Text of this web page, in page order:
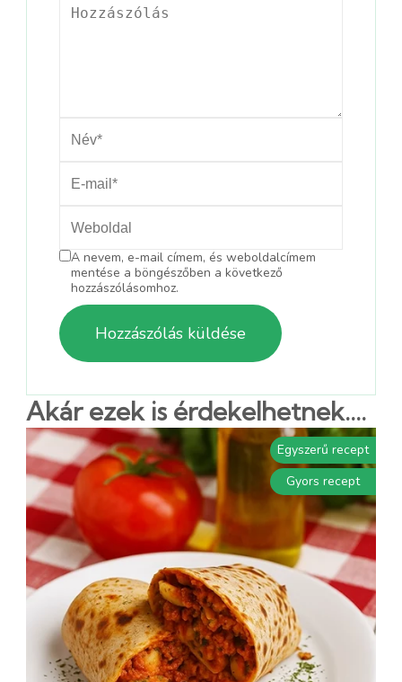
A nevem, e-mail címem, és weboldalcímem
mentése a böngészőben a következő
hozzászólásomhoz.
Akár ezek is érdekelhetnek....
Egyszerű recept
Gyors recept